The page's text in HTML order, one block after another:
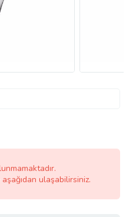
ulaşabilirsiniz.